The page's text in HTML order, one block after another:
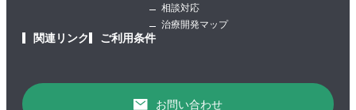
相談対応
治療開発マップ
関連リンク ご利用条件
お問い合わせ